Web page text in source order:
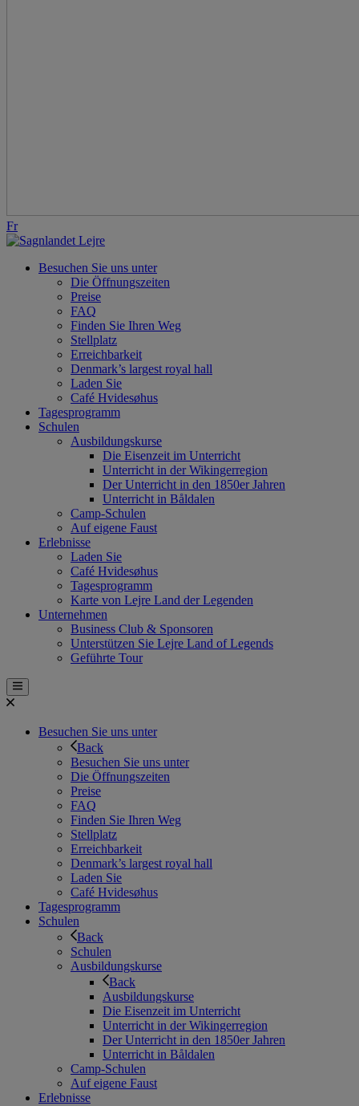
Fr
Besuchen Sie uns unter
Die Öffnungszeiten
Preise
FAQ
Finden Sie Ihren Weg
Stellplatz
Erreichbarkeit
Denmark’s largest royal hall
Laden Sie
Café Hvidesøhus
Tagesprogramm
Schulen
Ausbildungskurse
Die Eisenzeit im Unterricht
Unterricht in der Wikingerregion
Der Unterricht in den 1850er Jahren
Unterricht in Båldalen
Camp-Schulen
Auf eigene Faust
Erlebnisse
Laden Sie
Café Hvidesøhus
Tagesprogramm
Karte von Lejre Land der Legenden
Unternehmen
Business Club & Sponsoren
Unterstützen Sie Lejre Land of Legends
Geführte Tour
Besuchen Sie uns unter
Back
Besuchen Sie uns unter
Die Öffnungszeiten
Preise
FAQ
Finden Sie Ihren Weg
Stellplatz
Erreichbarkeit
Denmark’s largest royal hall
Laden Sie
Café Hvidesøhus
Tagesprogramm
Schulen
Back
Schulen
Ausbildungskurse
Back
Ausbildungskurse
Die Eisenzeit im Unterricht
Unterricht in der Wikingerregion
Der Unterricht in den 1850er Jahren
Unterricht in Båldalen
Camp-Schulen
Auf eigene Faust
Erlebnisse